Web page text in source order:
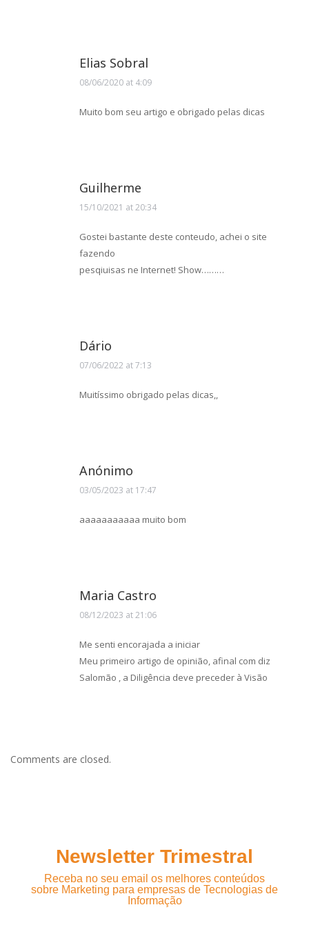
Elias Sobral
says:
08/06/2020 at 4:09
Muito bom seu artigo e obrigado pelas dicas
Guilherme
says:
15/10/2021 at 20:34
Gostei bastante deste conteudo, achei o site
fazendo
pesqiuisas ne Internet! Show………
Dário
says:
07/06/2022 at 7:13
Muitíssimo obrigado pelas dicas,,
Anónimo
says:
03/05/2023 at 17:47
aaaaaaaaaaa muito bom
Maria Castro
says:
08/12/2023 at 21:06
Me senti encorajada a iniciar
Meu primeiro artigo de opinião, afinal com diz
Salomão , a Diligência deve preceder à Visão
Comments are closed.
Newsletter Trimestral
Receba no seu email os melhores conteúdos
sobre Marketing para empresas de Tecnologias de
Informação